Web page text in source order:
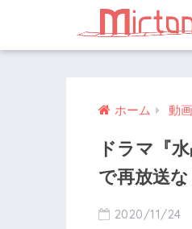
ホーム 動
ドラマ『
で再放送
2020/11/24